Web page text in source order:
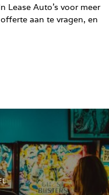
Lease Auto’s voor meer
aan te vragen, en